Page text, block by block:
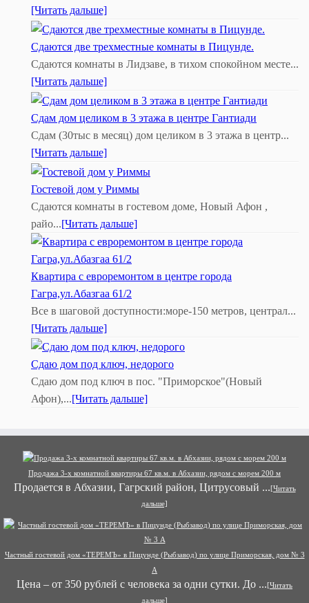
[Читать дальше]
Сдаются две трехместные комнаты в Пицунде.
Сдаются комнаты в Лидзаве, в тихом спокойном месте...
[Читать дальше]
Сдам дом целиком в 3 этажа в центре Гантиади
Сдам (30тыс в месяц) дом целиком в 3 этажа в центр...
[Читать дальше]
Гостевой дом у Риммы
Сдаются комнаты в гостевом доме, Новый Афон ,
райо...[Читать дальше]
Квартира с евроремонтом в центре города
Гагра,ул.Абазгаа 61/2
Все в шаговой доступности:море-150 метров, централ...
[Читать дальше]
Сдаю дом под ключ, недорого
Сдаю дом под ключ в пос. "Приморское"(Новый
Афон),...[Читать дальше]
Продажа 3-х комнатной квартиры 67 кв.м. в Абхазии, рядом с морем 200 м
Продается в Абхазии, Гагрский район, Цитрусовый ...[Читать
дальше]
Частный гостевой дом «ТЕРЕМЪ» в Пицунде (Рыбзавод) по улице Приморская, дом № 3
А
Цена – от 350 рублей с человека за одни сутки. До ...[Читать
дальше]